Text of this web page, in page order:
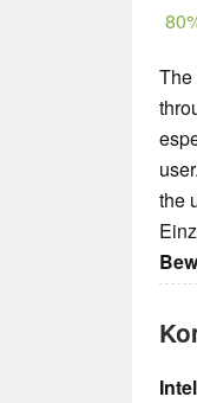
The
the